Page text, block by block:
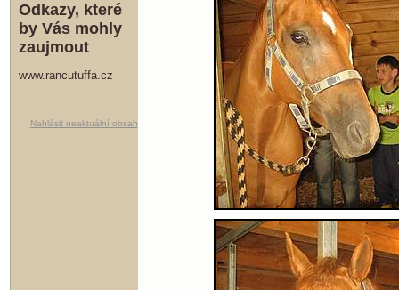
Odkazy, které
by Vás mohly
zaujmout
www.rancutuffa.cz
Nahlásit neaktuální obsah